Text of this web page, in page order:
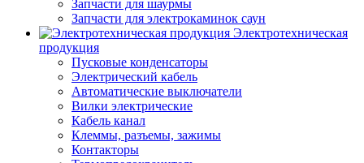
Запчасти для шаурмы
Запчасти для электрокаминок саун
Электротехническая
продукция
Пусковые конденсаторы
Электрический кабель
Автоматические выключатели
Вилки электрические
Кабель канал
Клеммы, разъемы, зажимы
Контакторы